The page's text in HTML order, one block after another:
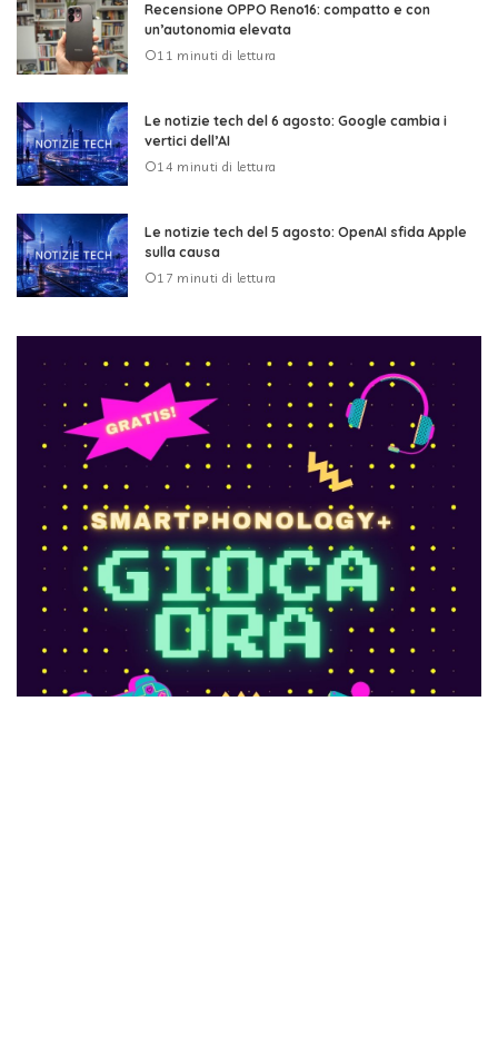
Recensione OPPO Reno16: compatto e con
un’autonomia elevata
11 minuti di lettura
Le notizie tech del 6 agosto: Google cambia i
vertici dell’AI
14 minuti di lettura
Le notizie tech del 5 agosto: OpenAI sfida Apple
sulla causa
17 minuti di lettura